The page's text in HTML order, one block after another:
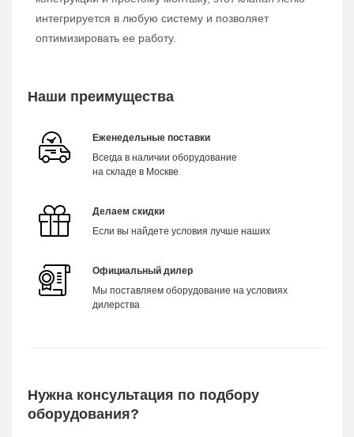
интегрируется в любую систему и позволяет
оптимизировать ее работу.
Наши преимущества
Еженедельные поставки
Всегда в наличии оборудование
на складе в Москве
Делаем скидки
Если вы найдете условия лучше наших
Официальный дилер
Мы поставляем оборудование на условиях
дилерства
Нужна консультация по подбору
оборудования?